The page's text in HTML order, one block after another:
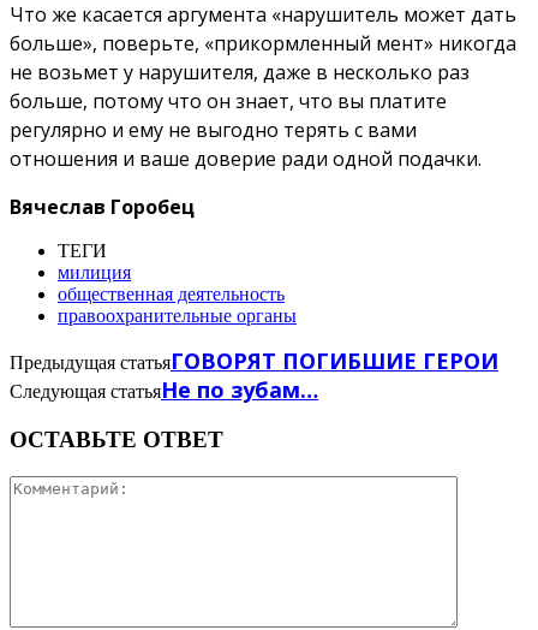
Что же касается аргумента «нарушитель может дать
больше», поверьте, «прикормленный мент» никогда
не возьмет у нарушителя, даже в несколько раз
больше, потому что он знает, что вы платите
регулярно и ему не выгодно терять с вами
отношения и ваше доверие ради одной подачки.
Вячеслав Горобец
ТЕГИ
милиция
общественная деятельность
правоохранительные органы
Предыдущая статьяГОВОРЯТ ПОГИБШИЕ ГЕРОИ
Следующая статьяНе по зубам…
ОСТАВЬТЕ ОТВЕТ